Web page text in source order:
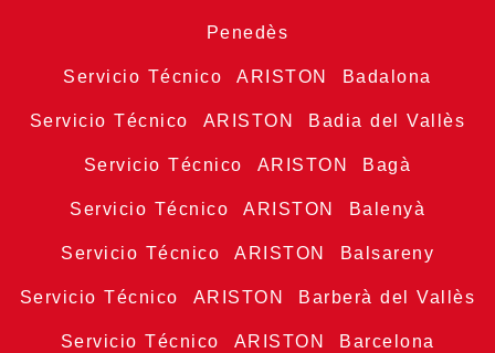
Penedès
Servicio Técnico ARISTON Badalona
Servicio Técnico ARISTON Badia del Vallès
Servicio Técnico ARISTON Bagà
Servicio Técnico ARISTON Balenyà
Servicio Técnico ARISTON Balsareny
Servicio Técnico ARISTON Barberà del Vallès
Servicio Técnico ARISTON Barcelona